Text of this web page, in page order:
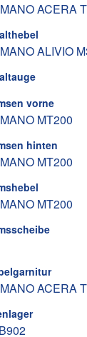
ACERA
ALIVIO
vorne
MT200
hinten
MT200
MT200
ACERA